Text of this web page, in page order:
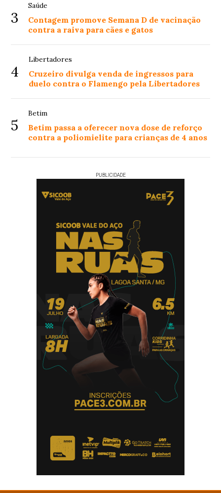
3
Saúde
Contagem promove Semana D de vacinação
contra a raiva para cães e gatos
4
Libertadores
Cruzeiro divulga venda de ingressos para
duelo contra o Flamengo pela Libertadores
5
Betim
Betim passa a oferecer nova dose de reforço
contra a poliomielite para crianças de 4 anos
PUBLICIDADE